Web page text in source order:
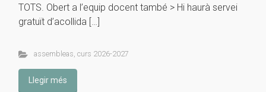
TOTS. Obert a l’equip docent també > Hi haurà servei
gratuït d’acollida […]
assembleas, curs 2026-2027
Llegir més